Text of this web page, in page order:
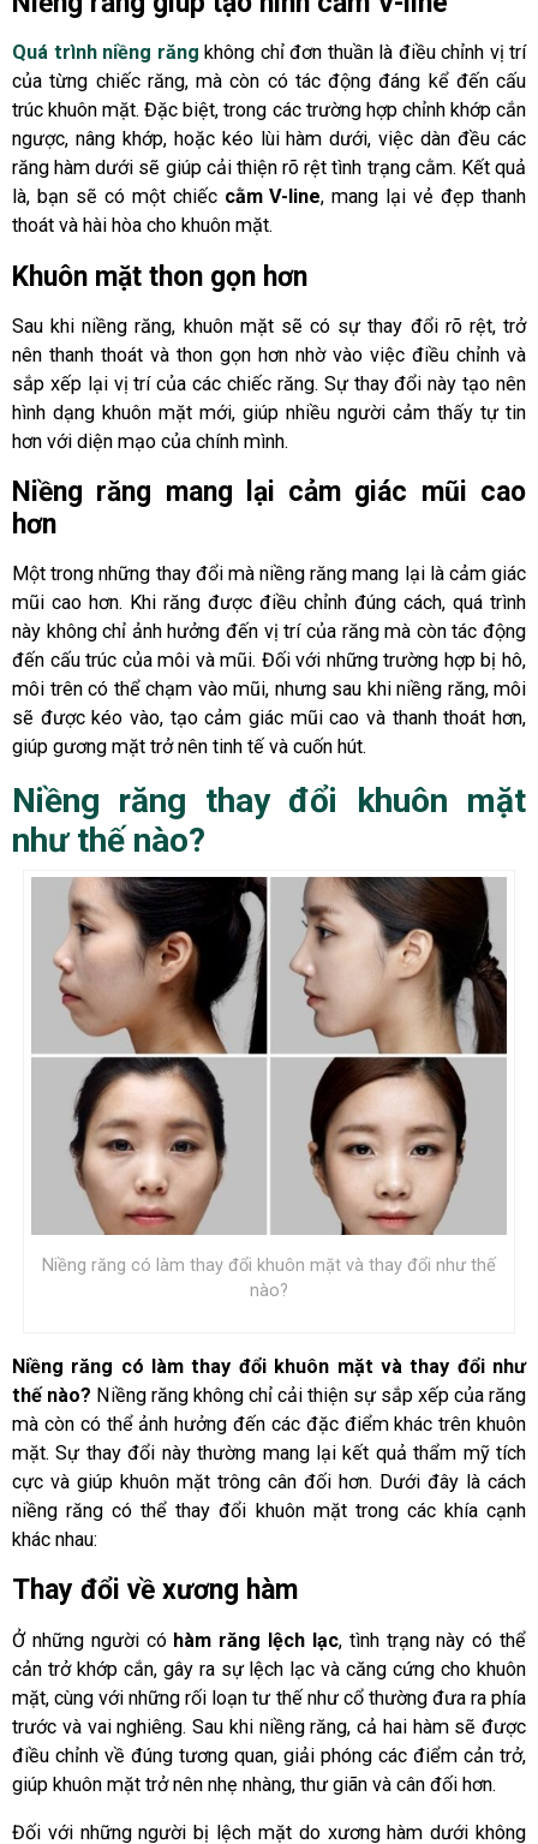
Quá trình niềng răng không chỉ đơn thuần là điều chỉnh vị trí
của từng chiếc răng, mà còn có tác động đáng kể đến cấu
trúc khuôn mặt. Đặc biệt, trong các trường hợp chỉnh khớp cắn
ngược, nâng khớp, hoặc kéo lùi hàm dưới, việc dàn đều các
răng hàm dưới sẽ giúp cải thiện rõ rệt tình trạng cằm. Kết quả
là, bạn sẽ có một chiếc cằm V-line, mang lại vẻ đẹp thanh
thoát và hài hòa cho khuôn mặt.
Khuôn mặt thon gọn hơn
Sau khi niềng răng, khuôn mặt sẽ có sự thay đổi rõ rệt, trở
nên thanh thoát và thon gọn hơn nhờ vào việc điều chỉnh và
sắp xếp lại vị trí của các chiếc răng. Sự thay đổi này tạo nên
hình dạng khuôn mặt mới, giúp nhiều người cảm thấy tự tin
hơn với diện mạo của chính mình.
Niềng răng mang lại cảm giác mũi cao
hơn
Một trong những thay đổi mà niềng răng mang lại là cảm giác
mũi cao hơn. Khi răng được điều chỉnh đúng cách, quá trình
này không chỉ ảnh hưởng đến vị trí của răng mà còn tác động
đến cấu trúc của môi và mũi. Đối với những trường hợp bị hô,
môi trên có thể chạm vào mũi, nhưng sau khi niềng răng, môi
sẽ được kéo vào, tạo cảm giác mũi cao và thanh thoát hơn,
giúp gương mặt trở nên tinh tế và cuốn hút.
Niềng răng thay đổi khuôn mặt
như thế nào?
Niềng răng có làm thay đổi khuôn mặt và thay đổi như thế
nào?
Niềng răng có làm thay đổi khuôn mặt và thay đổi như
thế nào? Niềng răng không chỉ cải thiện sự sắp xếp của răng
mà còn có thể ảnh hưởng đến các đặc điểm khác trên khuôn
mặt. Sự thay đổi này thường mang lại kết quả thẩm mỹ tích
cực và giúp khuôn mặt trông cân đối hơn. Dưới đây là cách
niềng răng có thể thay đổi khuôn mặt trong các khía cạnh
khác nhau:
Thay đổi về xương hàm
Ở những người có hàm răng lệch lạc, tình trạng này có thể
cản trở khớp cắn, gây ra sự lệch lạc và căng cứng cho khuôn
mặt, cùng với những rối loạn tư thế như cổ thường đưa ra phía
trước và vai nghiêng. Sau khi niềng răng, cả hai hàm sẽ được
điều chỉnh về đúng tương quan, giải phóng các điểm cản trở,
giúp khuôn mặt trở nên nhẹ nhàng, thư giãn và cân đối hơn.
Đối với những người bị lệch mặt do xương hàm dưới không